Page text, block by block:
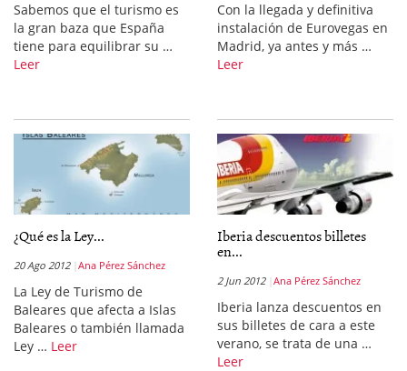
Sabemos que el turismo es
la gran baza que España
tiene para equilibrar su …
Leer
Con la llegada y definitiva
instalación de Eurovegas en
Madrid, ya antes y más …
Leer
¿Qué es la Ley...
20 Ago 2012 Ana Pérez Sánchez
La Ley de Turismo de
Baleares que afecta a Islas
Baleares o también llamada
Ley … Leer
Iberia descuentos billetes
en...
2 Jun 2012 Ana Pérez Sánchez
Iberia lanza descuentos en
sus billetes de cara a este
verano, se trata de una …
Leer